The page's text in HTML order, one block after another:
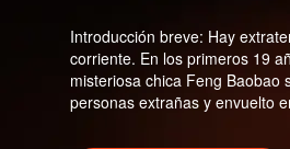
Introducción breve: Hay
corriente. En los primeros 19
misteriosa chica Feng
personas extrañas y envuelto